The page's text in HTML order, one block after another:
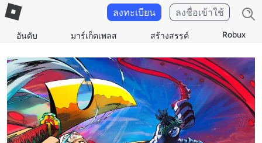
อันดับ มาร์เก็ตเพลส สร้างสรรค์ Robux
ลงทะเบียน ลงชื่อเข้าใช้